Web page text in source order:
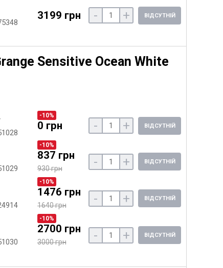
3199 грн - + ВІДСУТНІЙ
Sensitive Ocean White
-10%
0 грн - + ВІДСУТНІЙ
-10%
837 грн
930 грн - + ВІДСУТНІЙ
-10%
1476 грн
1640 грн - + ВІДСУТНІЙ
-10%
2700 грн
3000 грн - + ВІДСУТНІЙ